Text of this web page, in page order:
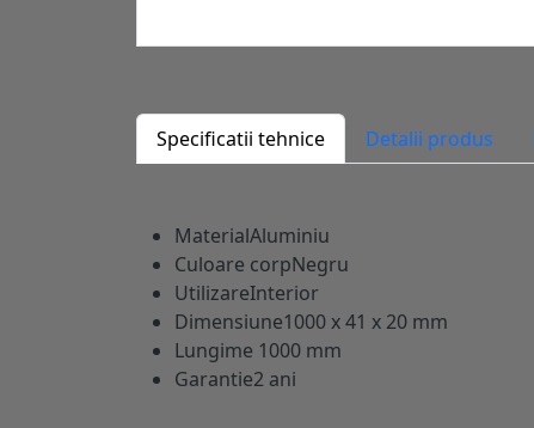
Specificatii tehnice Detalii produs
MaterialAluminiu
Culoare corpNegru
UtilizareInterior
Dimensiune1000 x 41 x 20 mm
Lungime 1000 mm
Garantie2 ani